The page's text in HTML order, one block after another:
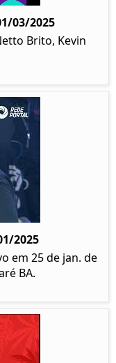
03/2025
Brito, Kevin
2025
em 25 de jan. de
BA.